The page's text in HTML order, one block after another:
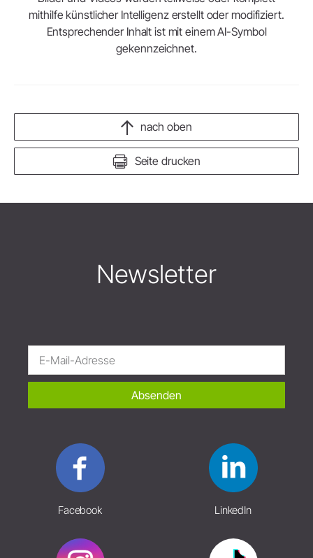
mithilfe künstlicher Intelligenz erstellt oder modifiziert.
Entsprechender Inhalt ist mit einem AI-Symbol
gekennzeichnet.
Seite drucken
nach oben
Newsletter
Absenden
Facebook LinkedIn